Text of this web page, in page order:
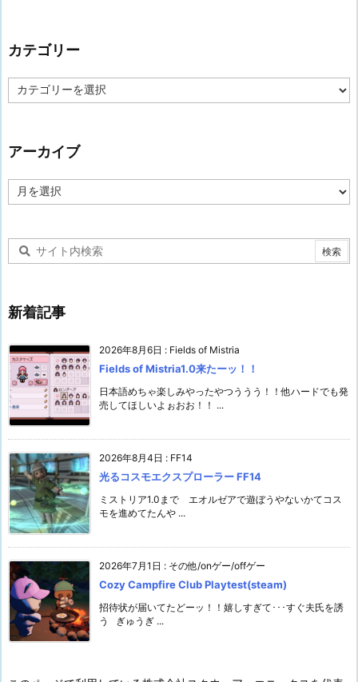
カテゴリー
テ
ー
アーカイブ
ー
新着記事
2026年8月6日 : Fields of Mistria
Fields of Mistria1.0来たーッ！！
日本語めちゃ楽しみやったやつううう！！他ハードでも発
売してほしいよぉおお！！ ...
2026年8月4日 : FF14
光るコスモエクスプローラー FF14
ミストリア1.0まで エオルゼアで遊ぼうやないかてコス
モを進めてたんや ...
2026年7月1日 : その他/onゲー/offゲー
Cozy Campfire Club Playtest(steam)
招待状が届いてたどーッ！！嬉しすぎて･･･すぐ夫氏を誘
う ぎゅうぎ ...